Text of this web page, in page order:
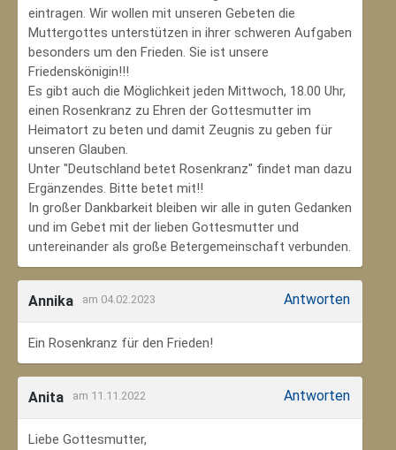
eintragen. Wir wollen mit unseren Gebeten die
Muttergottes unterstützen in ihrer schweren Aufgaben
besonders um den Frieden. Sie ist unsere
Friedenskönigin!!!
Es gibt auch die Möglichkeit jeden Mittwoch, 18.00 Uhr,
einen Rosenkranz zu Ehren der Gottesmutter im
Heimatort zu beten und damit Zeugnis zu geben für
unseren Glauben.
Unter "Deutschland betet Rosenkranz" findet man dazu
Ergänzendes. Bitte betet mit!!
In großer Dankbarkeit bleiben wir alle in guten Gedanken
und im Gebet mit der lieben Gottesmutter und
untereinander als große Betergemeinschaft verbunden.
Annika am 04.02.2023 Antworten
Ein Rosenkranz für den Frieden!
Anita am 11.11.2022 Antworten
Liebe Gottesmutter,